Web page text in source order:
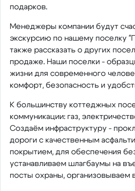
подарков.
Менеджеры компании будут
экскурсию по нашему поселку
также рассказать о других
продаже. Наши поселки -
жизни для современного
комфорт, безопасность и
К большинству коттеджных
коммуникации: газ,
Cоздаём инфраструктуру -
дороги с качественным
покрытием, для обеспечения
устанавливаем шлагбаумы на
посты охраны, организовываем